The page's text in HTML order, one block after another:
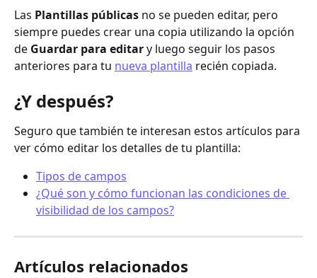
Las Plantillas públicas no se pueden editar, pero
siempre puedes crear una copia utilizando la opción
de Guardar para editar y luego seguir los pasos
anteriores para tu nueva plantilla recién copiada.
¿Y después?
Seguro que también te interesan estos artículos para
ver cómo editar los detalles de tu plantilla:
Tipos de campos
¿Qué son y cómo funcionan las condiciones de
visibilidad de los campos?
Artículos relacionados